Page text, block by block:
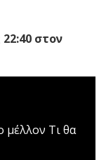
στον
μέλλον Τι θα